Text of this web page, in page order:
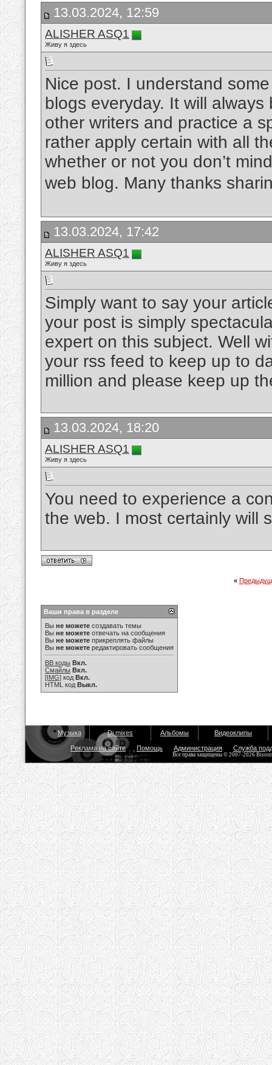
13.03.2024, 12:59
ALISHER ASQ1
Живу я здесь
Nice post. I understand
blogs everyday. It will
other writers and practice a
rather apply certain with all
whether or not you don’t
web blog. Many thanks
13.03.2024, 17:42
ALISHER ASQ1
Живу я здесь
Simply want to say your
your post is simply
expert on this subject. Well
your rss feed to keep up to
million and please keep up
13.03.2024, 18:20
ALISHER ASQ1
Живу я здесь
You need to experience a
the web. I most certainly will
«
Ваши права в разделе
Вы не можете создавать темы
Вы не можете отвечать на сообщения
Вы не можете прикреплять файлы
Вы не можете редактировать сообщения
BB коды Вкл.
Смайлы Вкл.
[IMG] код Вкл.
HTML код Выкл.
Музыка Dj mixes Альбомы Видеоклипы
Реклама на сайте Помощь Администрация Служба
Все права защищены © 2007-2026